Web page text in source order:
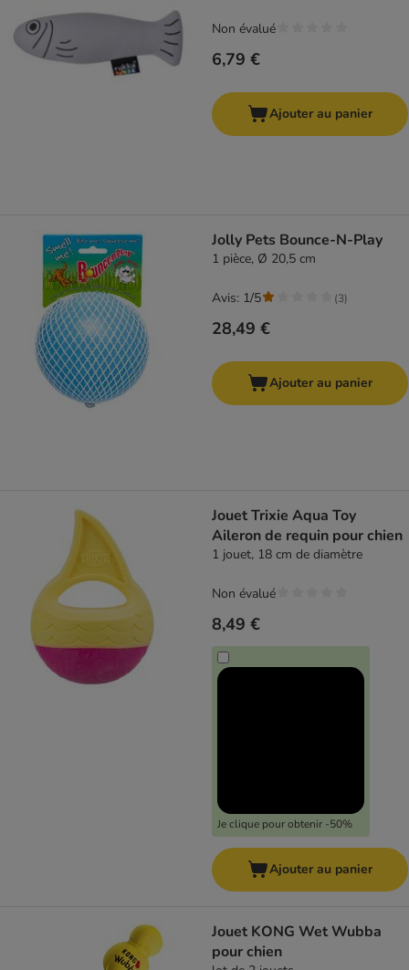
6,79 €
Non évalué
Ajouter au panier
Jolly Pets Bounce-N-Play
1 pièce, Ø 20,5 cm
28,49 €
Avis: 1/5 (3)
Ajouter au panier
Jouet Trixie Aqua Toy
Aileron de requin pour chien
1 jouet, 18 cm de diamètre
8,49 €
Je clique pour obtenir -50%
Non évalué
Ajouter au panier
Jouet KONG Wet Wubba
pour chien